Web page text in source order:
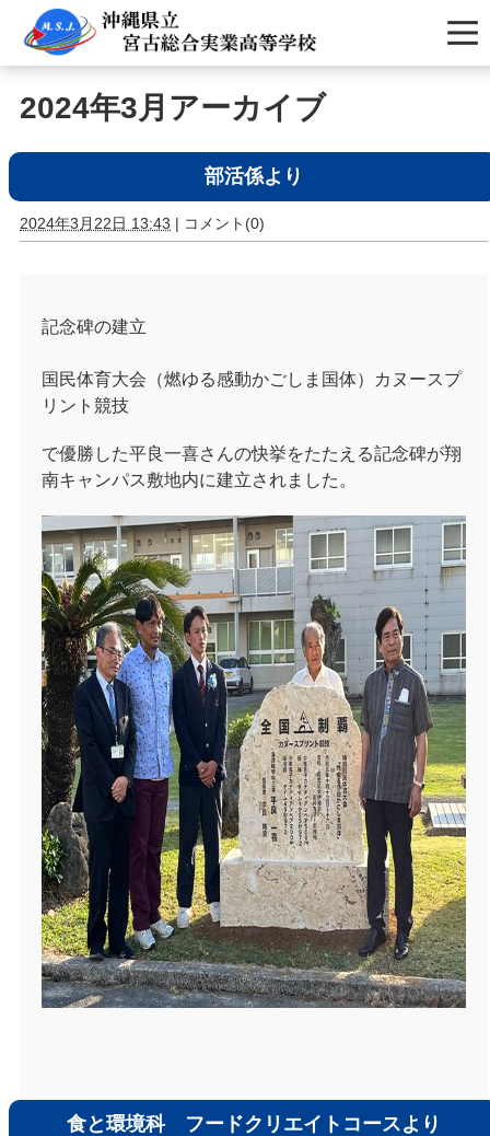
2024年3月アーカイブ
部活係より
2024年3月22日 13:43 | コメント(0)
記念碑の建立
国民体育大会（燃ゆる感動かごしま国体）カヌースプ
リント競技
で優勝した平良一喜さんの快挙をたたえる記念碑が翔
南キャンパス敷地内に建立されました。
食と環境科 フードクリエイトコースより